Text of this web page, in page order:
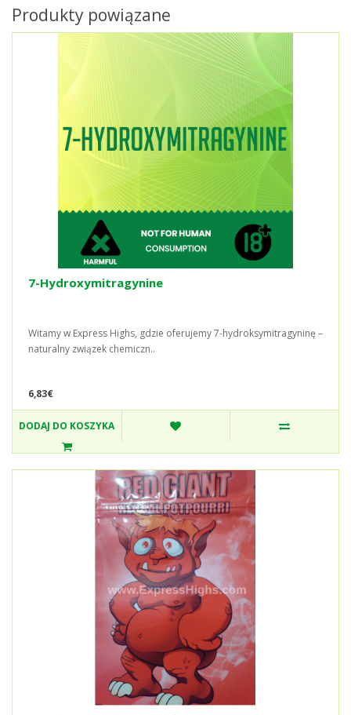
Produkty powiązane
7-Hydroxymitragynine
Witamy w Express Highs, gdzie oferujemy 7-hydroksymitragyninę –
naturalny związek chemiczn..
6,83€
DODAJ DO KOSZYKA